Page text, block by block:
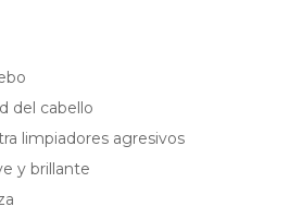
del cabello
limpiadores agresivos
y brillante